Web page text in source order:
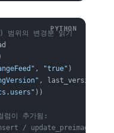
범위의 변경분 읽기
, "true" )
, last_version)
))
럼이 추가됨:
/ update_preimage /